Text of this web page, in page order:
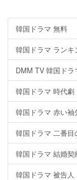
韓国ドラマ 無料
韓国ドラマ ランキ
DMM TV 韓国ドラ
韓国ドラマ 時代劇
韓国ドラマ 赤い袖
韓国ドラマ 二番目
韓国ドラマ 結婚契
韓国ドラマ 被告人